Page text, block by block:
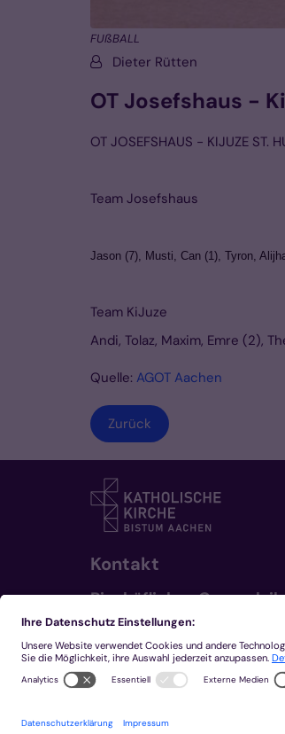
FUßBALL
Von:Dieter Rütten
OT Josefshaus -
OT JOSEFSHAUS - KIJUZE ST.
Team Josefshaus
Jason (7), Musti, Can (1), Tyron,
Team KiJuze
Andi, Tolaz, Maxim, Emre (2),
Quelle: AGOT Aachen
Zurück
Kontakt
Bischöfliches
Aachen
+49 241 452-0
aachen.de